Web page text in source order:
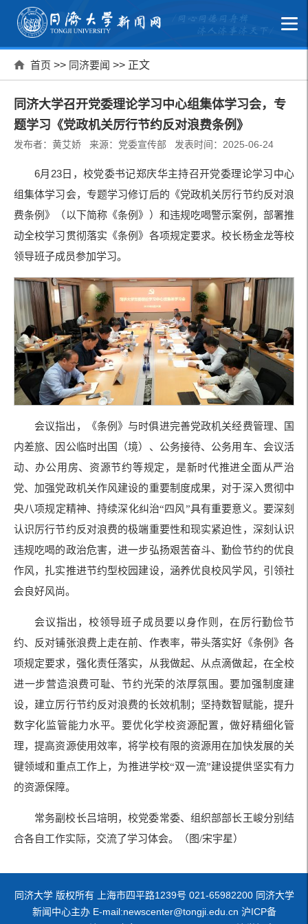
首页 >> 同济要闻 >> 正文
同济大学召开党委理论学习中心组集体学习会，专
题学习《党政机关厉行节约反对浪费条例》
发布者：黄艾娇 来源：党委宣传部 发表时间：2025-06-24
6月 23日，校党委书记郑庆华主持召开党委理论学习中心
组集体学习会，专题学习修订后的《党政机关厉行节约反对浪
费条例》（以下简称《条例》）和违规吃喝警示案例，部署推
动全校学习贯彻落实《条例》各项规定要求。校长杨金龙等校
领导班子成员参加学习。
会议指出，《条例》与时俱进完善党政机关经费管理、国
内差旅、因公临时出国（境）、公务接待、公务用车、会议活
动、办公用房、资源节约等规定，是新时代推进全面从严治
党、加强党政机关作风建设的重要制度成果，对于深入贯彻中
央八项规定精神、持续深化纠治“四风”具有重要意义。要深刻
认识厉行节约反对浪费的极端重要性和现实紧迫性，深刻认识
违规吃喝的政治危害，进一步弘扬艰苦奋斗、勤俭节约的优良
作风，扎实推进节约型校园建设，涵养优良校风学风，引领社
会良好风尚。
会议指出，校领导班子成员要以身作则，在厉行勤俭节
约、反对铺张浪费上走在前、作表率，带头落实好《条例》各
项规定要求，强化责任落实，从我做起、从点滴做起，在全校
进一步营造浪费可耻、节约光荣的浓厚氛围。要加强制度建
设，建立厉行节约反对浪费的长效机制；坚持数智赋能，提升
数字化监管能力水平。要优化学校资源配置，做好精细化管
理，提高资源使用效率，将学校有限的资源用在加快发展的关
键领域和重点工作上，为推进学校“双一流”建设提供坚实有力
的资源保障。
常务副校长吕培明，校党委常委、组织部部长王峻分别结
合各自工作实际，交流了学习体会。（图/宋宇星）
同济大学 版权所有 上海市四平路1239号 021-65982200 同济大学
新闻中心主办 E-mail:newscenter@tongji.edu.cn 沪ICP备